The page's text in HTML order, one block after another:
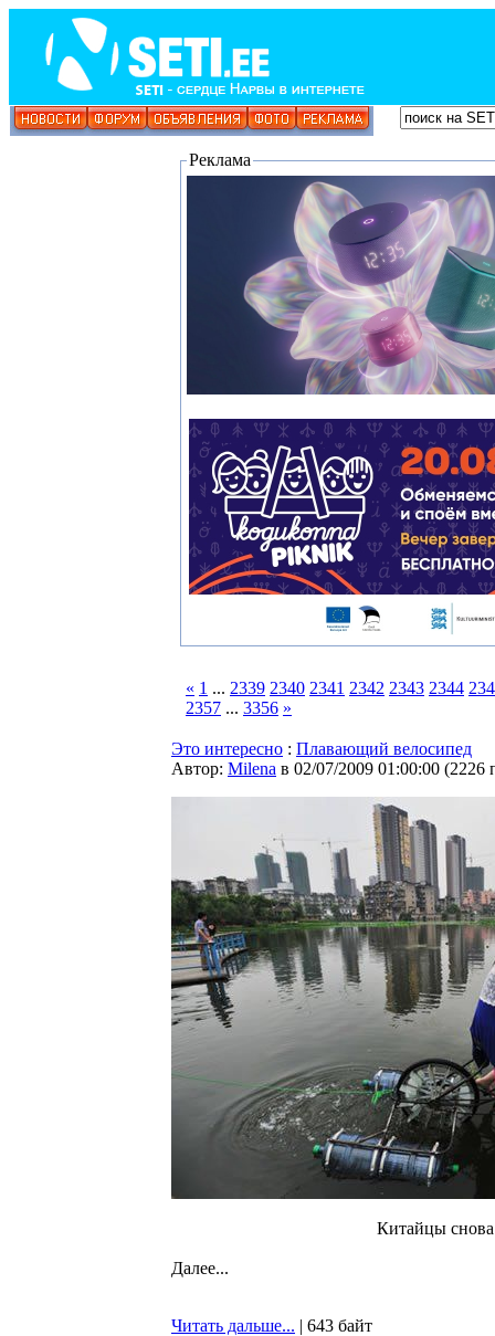
Реклама
« 1 ... 2339 2340 2341 2342 2343 2344
2357 ... 3356 »
Это интересно : Плавающий велосипед
Автор: Milena в 02/07/2009 01:00:00 (2226
Китайцы
Далее...
Читать дальше... | 643 байт